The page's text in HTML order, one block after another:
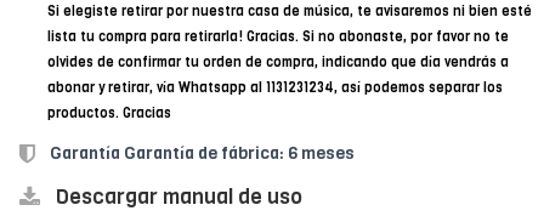
Si elegiste retirar por nuestra casa de música, te avisaremos ni bien esté
lista tu compra para retirarla! Gracias. Si no abonaste, por favor no te
olvides de confirmar tu orden de compra, indicando que día vendrás a
abonar y retirar, vía Whatsapp al 1131231234, así podemos separar los
productos. Gracias
Garantía Garantía de fábrica: 6 meses
Descargar manual de uso